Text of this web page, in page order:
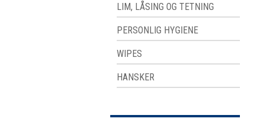
LIM, LÅSING OG TETNING
PERSONLIG HYGIENE
WIPES
HANSKER